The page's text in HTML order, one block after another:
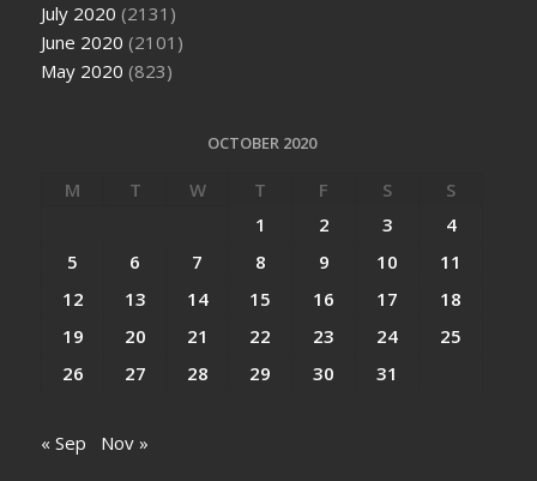
July 2020 (2131)
June 2020 (2101)
May 2020 (823)
OCTOBER 2020
M T W T F S
S
1
2 3
4
5
6 7 8 9 10
11
12
13 14 15 16 17
18
19
20 21 22 23 24
25
26
27 28 29 30 31
« Sep Nov »